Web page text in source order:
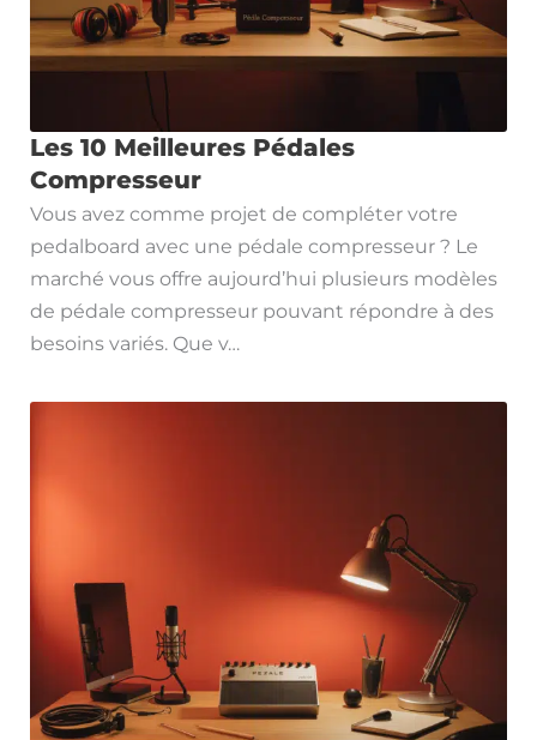
Les 10 Meilleures Pédales
Compresseur
Vous avez comme projet de compléter votre
pedalboard avec une pédale compresseur ? Le
marché vous offre aujourd’hui plusieurs modèles
de pédale compresseur pouvant répondre à des
besoins variés. Que v…